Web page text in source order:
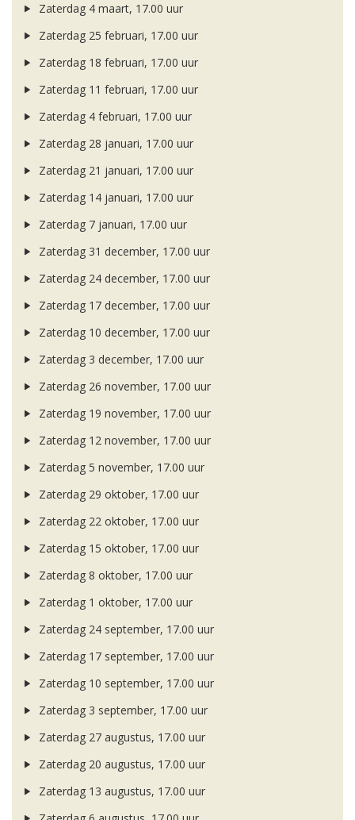
Zaterdag 4 maart, 17.00 uur
Zaterdag 25 februari, 17.00 uur
Zaterdag 18 februari, 17.00 uur
Zaterdag 11 februari, 17.00 uur
Zaterdag 4 februari, 17.00 uur
Zaterdag 28 januari, 17.00 uur
Zaterdag 21 januari, 17.00 uur
Zaterdag 14 januari, 17.00 uur
Zaterdag 7 januari, 17.00 uur
Zaterdag 31 december, 17.00 uur
Zaterdag 24 december, 17.00 uur
Zaterdag 17 december, 17.00 uur
Zaterdag 10 december, 17.00 uur
Zaterdag 3 december, 17.00 uur
Zaterdag 26 november, 17.00 uur
Zaterdag 19 november, 17.00 uur
Zaterdag 12 november, 17.00 uur
Zaterdag 5 november, 17.00 uur
Zaterdag 29 oktober, 17.00 uur
Zaterdag 22 oktober, 17.00 uur
Zaterdag 15 oktober, 17.00 uur
Zaterdag 8 oktober, 17.00 uur
Zaterdag 1 oktober, 17.00 uur
Zaterdag 24 september, 17.00 uur
Zaterdag 17 september, 17.00 uur
Zaterdag 10 september, 17.00 uur
Zaterdag 3 september, 17.00 uur
Zaterdag 27 augustus, 17.00 uur
Zaterdag 20 augustus, 17.00 uur
Zaterdag 13 augustus, 17.00 uur